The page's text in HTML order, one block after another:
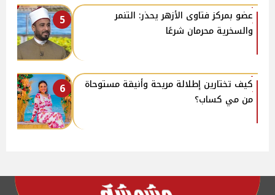
5
عضو بمركز فتاوى الأزهر يحذر: التنمر
والسخرية محرمان شرعًا
6
كيف تختارين إطلالة مريحة وأنيقة مستوحاة
من مي كساب؟